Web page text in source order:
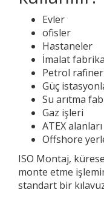
Evler
ofisler
Hastaneler
İmalat
Petrol
Güç
Su arıtma
Gaz işleri
ATEX alanları
Offshore
ISO Montaj,
monte etme
standart bir